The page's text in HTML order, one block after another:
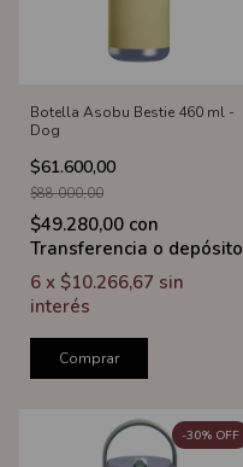
Botella Asobu Bestie 460 ml -
Dog
$61.600,00
$88.000,00
$49.280,00 con
Transferencia o depósito
6 x $10.266,67 sin
interés
Comprar
-30% OFF